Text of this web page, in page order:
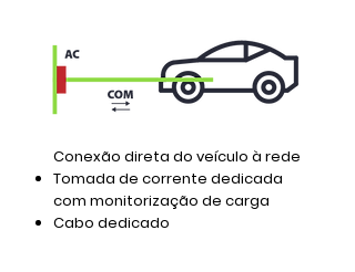
Conexão direta do veículo à rede
Tomada de corrente dedicada
com monitorização de carga
Cabo dedicado